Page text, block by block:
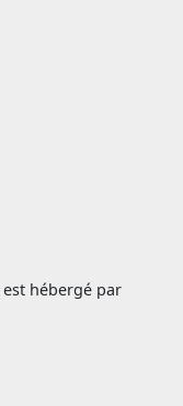
est hébergé par